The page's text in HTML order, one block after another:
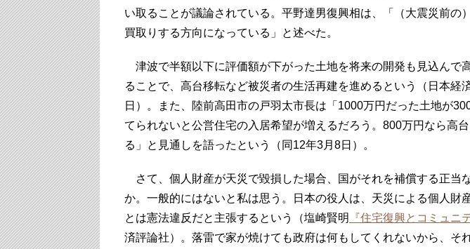
い取ることが議論されている。平野達男復興相は、「（大震災前の
買取りする方向になっている」と述べた。
津波で半額以下に評価額が下がった土地を将来の開発も見込んで
ることで、高台移転など被災者の生活再建を進めるという（日本経
日）。また、陸前高田市の戸羽太市長は「1000万円だった土地が
てられないと公営住宅の入居希望が増えるだろう。800万円なら高
る」と見通しを語ったという（同12年3月8日）。
さて、個人財産が天災で毀損した場合、国がそれを補償する正当
か。一般的にはないと私は思う。日本の役人は、天災による個人財
とは憲法違反だと主張するという（塩崎賢明
『住宅復興とコミュニ
済評論社）。落雷で家が焼けても政府は何もしてくれないから、そ